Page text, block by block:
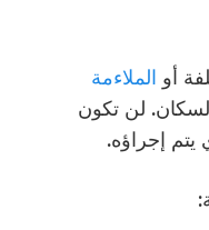
أو الملاءمة
لن تكون
يتم إجراؤه.